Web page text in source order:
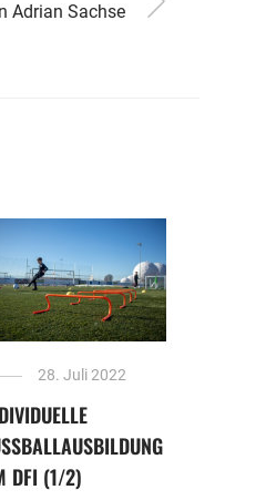
Adrian Sachse
28. Juli 2022
A
(1/2)